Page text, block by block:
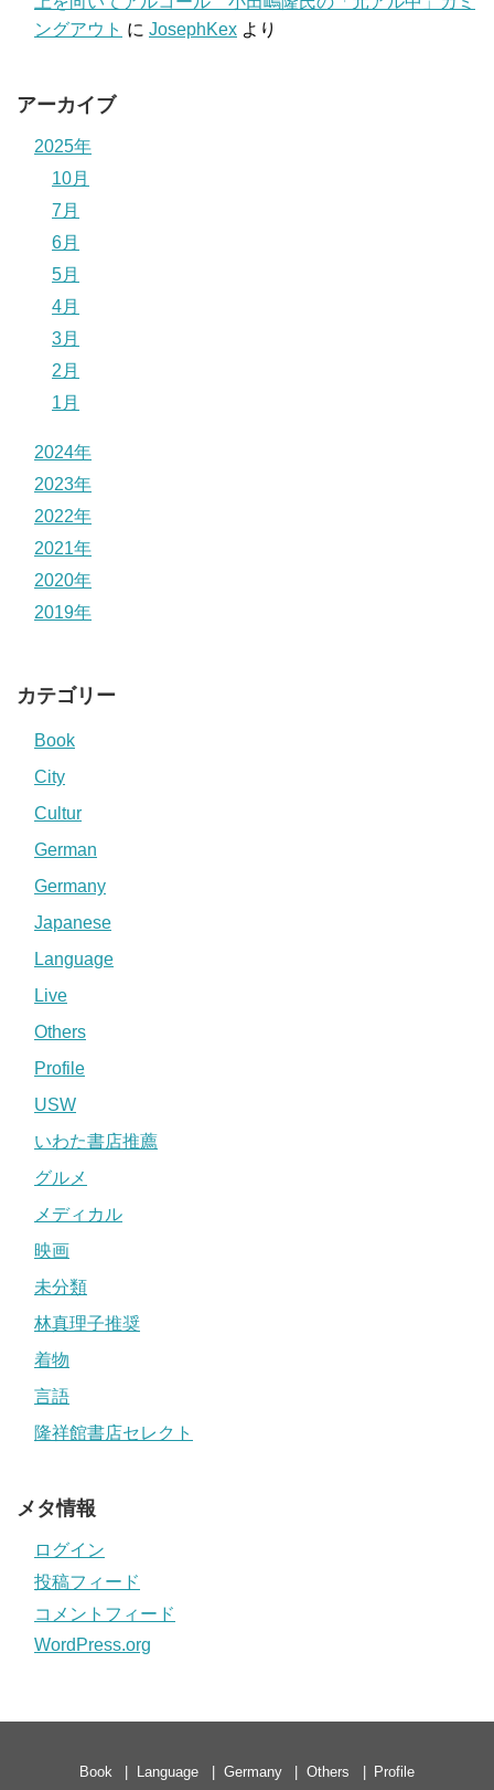
ングアウト に JosephKex より
アーカイブ
2025年
10月
7月
6月
5月
4月
3月
2月
1月
2024年
2023年
2022年
2021年
2020年
2019年
カテゴリー
Book
City
Cultur
German
Germany
Japanese
Language
Live
Others
Profile
USW
いわた書店推薦
グルメ
メディカル
映画
未分類
林真理子推奨
着物
言語
隆祥館書店セレクト
メタ情報
ログイン
投稿フィード
コメントフィード
WordPress.org
Book Language Germany Others Profile